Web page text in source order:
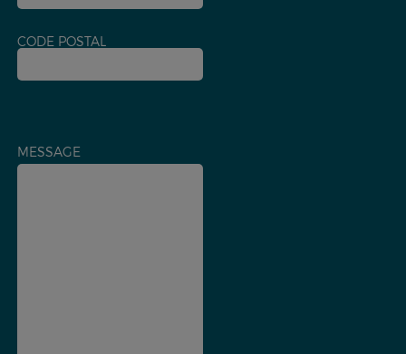
CODE POSTAL
MESSAGE